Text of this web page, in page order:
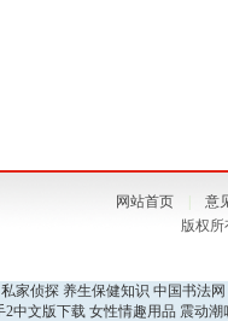
网站首页
意
版权
私家侦探 养生保健知识 中国书法网
2中文版下载 女性情趣用品 震动潮